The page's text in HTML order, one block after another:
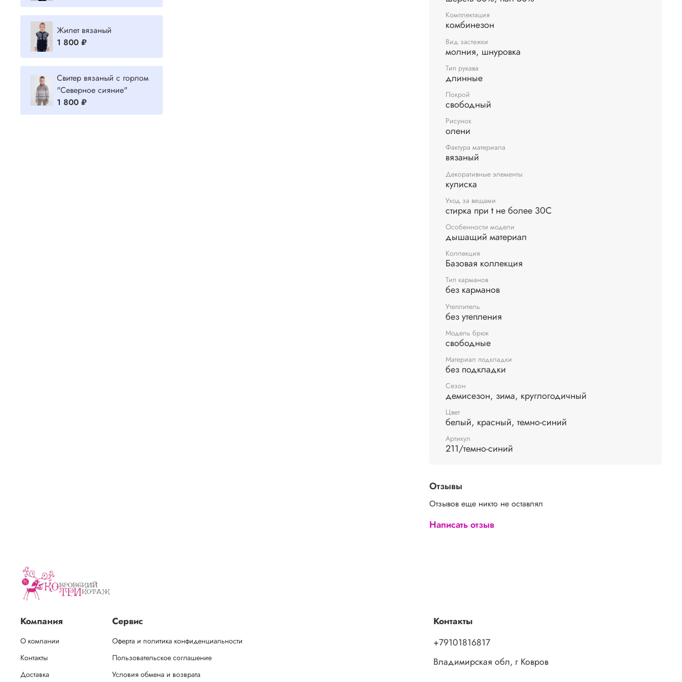
Комплектация
комбинезон
Вид застежки
молния, шнуровка
Тип рукава
длинные
Покрой
свободный
Рисунок
олени
Фактура материала
вязаный
Декоративные элементы
кулиска
Уход за вещами
стирка при t не более 30С
Особенности модели
дышащий материал
Коллекция
Базовая коллекция
Тип карманов
без карманов
Утеплитель
без утепления
Модель брюк
свободные
Материал подкладки
без подкладки
Сезон
демисезон, зима, круглогодичный
Цвет
белый, красный, темно-синий
Артикул
211/темно-синий
Отзывы
Отзывов еще никто не оставлял
Написать отзыв
Жилет вязаный
1 800 ₽
Свитер вязаный с горлом
"Северное сияние"
1 800 ₽
Компания
О компании
Контакты
Доставка
Сервис
Оферта и политика конфиденциальности
Пользовательское соглашение
Условия обмена и возврата
Контакты
+79101816817
Владимирская обл, г Ковров